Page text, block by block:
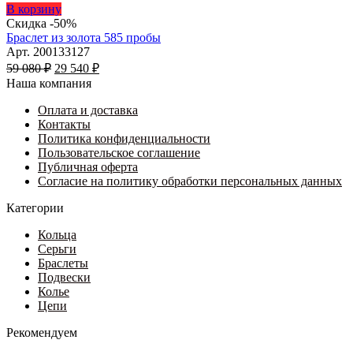
В корзинуЭтот
товар
имеет
несколько
вариаций.
Опции
выбрать
на
странице
товара.
Скидка -50%
Браслет из золота 585 пробы
Арт. 200133127
59 080₽ Первоначальная
цена
59
080 ₽.
29 540 ₽Текущая
540 ₽.
Наша компания
Оплата и доставка
Контакты
Политика конфиденциальности
Пользовательское соглашение
Публичная оферта
Согласие на политику обработки персональных данных
Категории
Кольца
Серьги
Браслеты
Подвески
Колье
Цепи
Рекомендуем